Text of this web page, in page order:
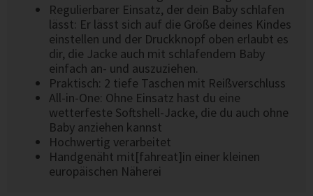
Regulierbarer Einsatz, der dein Baby schlafen
lässt: Er lässt sich auf die Größe deines Kindes
einstellen und der Druckknopf oben erlaubt es
dir, die Jacke auch mit schlafendem Baby
einfach an- und auszuziehen.
Praktisch: 2 tiefe Taschen mit Reißverschluss
All-in-One: Ohne Einsatz hast du eine
wetterfeste Softshell-Jacke, die du auch ohne
Baby anziehen kannst
Hochwertig verarbeitet
Handgenäht mit[fahreat]in einer kleinen
europäischen Näherei